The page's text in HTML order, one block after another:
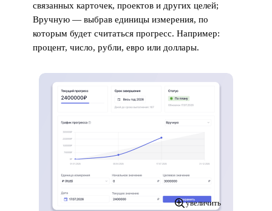
связанных карточек, проектов и других целей;
Вручную — выбрав единицы измерения, по
которым будет считаться прогресс. Например:
процент, число, рубли, евро или доллары.
увеличить